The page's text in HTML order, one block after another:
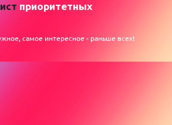
приоритетных
самое интересное - раньше всех!